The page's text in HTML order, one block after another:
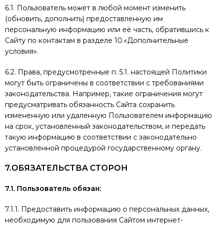
6.1. Пользователь может в любой момент изменить
(обновить, дополнить) предоставленную им
персональную информацию или её часть, обратившись к
Сайту по контактам в разделе 10.«Дополнительные
условия».
6.2. Права, предусмотренные п. 5.1. настоящей Политики
могут быть ограничены в соответствии с требованиями
законодательства. Например, такие ограничения могут
предусматривать обязанность Сайта сохранить
измененную или удаленную Пользователем информацию
на срок, установленный законодательством, и передать
такую информацию в соответствии с законодательно
установленной процедурой государственному органу.
7.ОБЯЗАТЕЛЬСТВА СТОРОН
7.1. Пользователь обязан:
7.1.1. Предоставить информацию о персональных данных,
необходимую для пользования Сайтом интернет-